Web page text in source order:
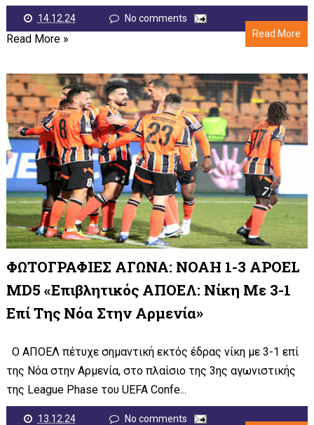
14.12.24
No comments
Read More
Read More »
ΦΩΤΟΓΡΑΦΙΕΣ ΑΓΩΝΑ: NOAH 1-3 APOEL
MD5 «Επιβλητικός ΑΠΟΕΛ: Νίκη Με 3-1
Επί Της Νόα Στην Αρμενία»
Ο ΑΠΟΕΛ πέτυχε σημαντική εκτός έδρας νίκη με 3-1 επί
της Νόα στην Αρμενία, στο πλαίσιο της 3ης αγωνιστικής
της League Phase του UEFA Confe...
13.12.24
No comments